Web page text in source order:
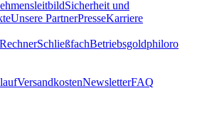
Sicherheit und
Unsere PartnerPresseKarriere
SchließfachBetriebsgoldphiloro
VersandkostenNewsletterFAQ